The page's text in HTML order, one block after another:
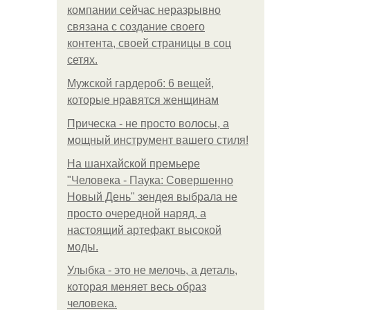
компании сейчас неразрывно
связана с создание своего
контента, своей страницы в соц
сетях.
Мужской гардероб: 6 вещей,
которые нравятся женщинам
Прическа - не просто волосы, а
мощный инструмент вашего стиля!
На шанхайской премьере
"Человека - Паука: Совершенно
Новый День" зендея выбрала не
просто очередной наряд, а
настоящий артефакт высокой
моды.
Улыбка - это не мелочь, а деталь,
которая меняет весь образ
человека.